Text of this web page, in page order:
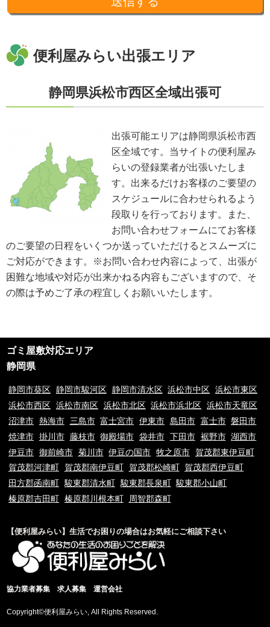
十分な個人情報保護の水準を備える者を選び、また、契約等によって保護水
準を守るよう定めた上で、指導・管理を実施し、適切に取り扱います。
す。個人情報の滅失、き損、漏えいおよび不正アクセスなどの予防ならびに
是正。当方は、お客様の個人情報を厳格に管理し、滅失、き損、漏えいや不
情報の取扱いと運用に関する具体的ルールを定め、責任者を設けます。
個人情報に関する法令およびその他の規範の遵守
当社の役員、社員、協働者は、個人情報保護や通信の秘密に関する法令やガ
人情報保護が効果的に実施されるよう、個人情報保護方針および社内規程類
を継続して改善します。
個人情報の取扱いに関する問い合わせおよび相談窓口
当方所定の窓口にて、合理的な範囲で対応いたします。
[お問い合わせ先]
便利屋みらい
お問い合わせ方法：
メールフォーム
お問い合わせ電話番号：お客様（ご注文後）から問い合わせ等があった場合
※業務の性質上、サイトに掲載はしておりません。
※以上の方針を改定することがあります。その場合、すべての改定は当ウェ
ブページにて通知致します。
ご利用規約
①ご訪問予約後のご訪問前のキャンセルは、キャンセル料5,500円(税込)を
③荒天（大雨・大雪・強風など）の場合は、作業日を変更させていただく場
合もございます。あらかじめご了承下さい。
下見をさせて頂くにあたり下見料として5,500円(税込)を申し受けます。
⑤下見当日に作業が出来ない場合は下見料金5,500円(税込)を申し受けま
す。また下見にお伺いした作業員が承ることが出来ない作業内容と判断した
場合も、5,500円(税込)を申し受けます。
⑥料金提示について、お電話やメッセージでのご案内の料金と現場を拝見さ
ムは一切お受け付けておりません。※現場の環境やお客様のご依頼内容によ
って料金が変動するため
⑦9時00分～20時00分以外の出張をご希望の場合は特別出張料がかかりま
⑧当サイトはお客様に登録業者を紹介するサービスです。
を負いかねますのでご了承の程宜しくお願いいたします。ご契約の際は慎重
に契約をして下さい。
⑩お客様のご要望の内容や地域で当サイトが対応できない場合は、その旨を
E-MAILに送信しておりますが、お客様情報はそれ以外を目的とした使用は
一切行いませんのご安心下さい。
のお問い合わせやご要望に対して誠意をもって対応するよう心がけておりま
者の尊厳と労働環境を守ることも重視しています。
便利屋みらい出張エリア
静岡県浜松市西区全域出張可
出張可能エリアは静岡県浜松市西
区全域です。当サイトの便利屋み
らいの登録業者が出張いたしま
す。出来るだけお客様のご要望の
スケジュールに合わせられるよう
段取りを行っております。また、
お問い合わせフォームにてお客様
のご要望の日程をいくつか送っていただけるとスムーズに
ご対応ができます。※お問い合わせ内容によって、出張が
困難な地域や対応が出来かねる内容もございますので、そ
の際は予めご了承の程宜しくお願いいたします。
ゴミ屋敷対応エリア
静岡県
静岡市葵区 静岡市駿河区 静岡市清水区 浜松市中区 浜松市東区
浜松市西区 浜松市南区 浜松市北区 浜松市浜北区 浜松市天竜区
沼津市 熱海市 三島市 富士宮市 伊東市 島田市 富士市 磐田市
焼津市 掛川市 藤枝市 御殿場市 袋井市 下田市 裾野市 湖西市
伊豆市 御前崎市 菊川市 伊豆の国市 牧之原市 賀茂郡東伊豆町
賀茂郡河津町 賀茂郡南伊豆町 賀茂郡松崎町 賀茂郡西伊豆町
田方郡函南町 駿東郡清水町 駿東郡長泉町 駿東郡小山町
榛原郡吉田町 榛原郡川根本町 周智郡森町
【便利屋みらい】生活でお困りの場合はお気軽にご相談下さい
協力業者募集 求人募集 運営会社
Copyright©便利屋みらい, All Rights Reserved.